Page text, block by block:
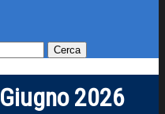
Giugno 2026